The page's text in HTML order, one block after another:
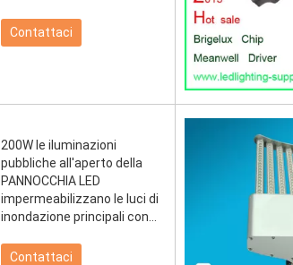
Contattaci
200W le iluminazioni
pubbliche all'aperto della
PANNOCCHIA LED
impermeabilizzano le luci di
inondazione principali con
Contattaci